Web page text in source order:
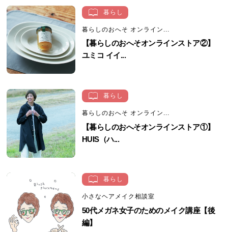
暮らし
暮らしのおへそ オンライン...
【暮らしのおへそオンラインストア②】
ユミコ イイ...
暮らし
暮らしのおへそ オンライン...
【暮らしのおへそオンラインストア①】
HUIS（ハ...
暮らし
小さなヘアメイク相談室
50代メガネ女子のためのメイク講座【後
編】